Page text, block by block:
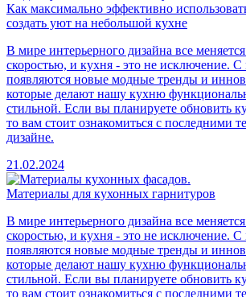
Как максимально эффективно
создать уют на небольшой кухне
В мире интерьерного дизайна все
скоростью, и кухня - это не исключение.
появляются новые модные тренды и
которые делают нашу кухню
стильной. Если вы планируете обновить
то вам стоит ознакомиться с последними
дизайне.
21.02.2024
Материалы для кухонных гарнитуров
В мире интерьерного дизайна все
скоростью, и кухня - это не исключение.
появляются новые модные тренды и
которые делают нашу кухню
стильной. Если вы планируете обновить
то вам стоит ознакомиться с последними